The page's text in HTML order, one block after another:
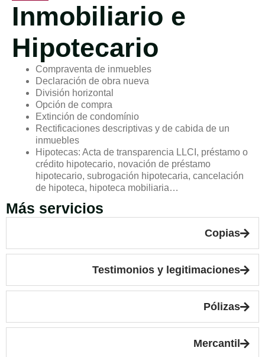
Inmobiliario e
Hipotecario
Compraventa de inmuebles
Declaración de obra nueva
División horizontal
Opción de compra
Extinción de condomínio
Rectificaciones descriptivas y de cabida de un
inmuebles
Hipotecas: Acta de transparencia LLCI, préstamo o
crédito hipotecario, novación de préstamo
hipotecario, subrogación hipotecaria, cancelación
de hipoteca, hipoteca mobiliaria…
Más servicios
Copias
Testimonios y legitimaciones
Pólizas
Mercantil